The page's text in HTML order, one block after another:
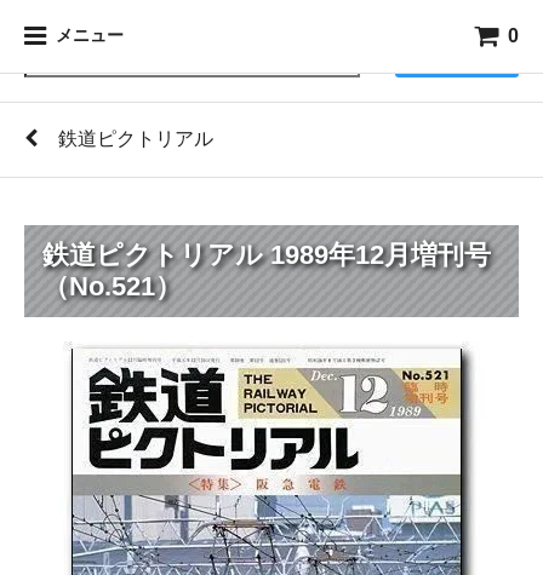
メニュー 0
鉄道ピクトリアル
鉄道ピクトリアル 1989年12月増刊号
（No.521）